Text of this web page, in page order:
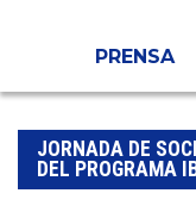
PRENSA
JORNADA DE
DEL PROGRAMA